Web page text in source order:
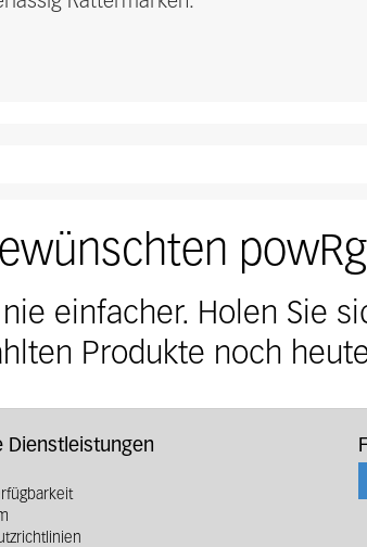
einfacher. Holen Sie
Produkte noch
Dienstleistungen